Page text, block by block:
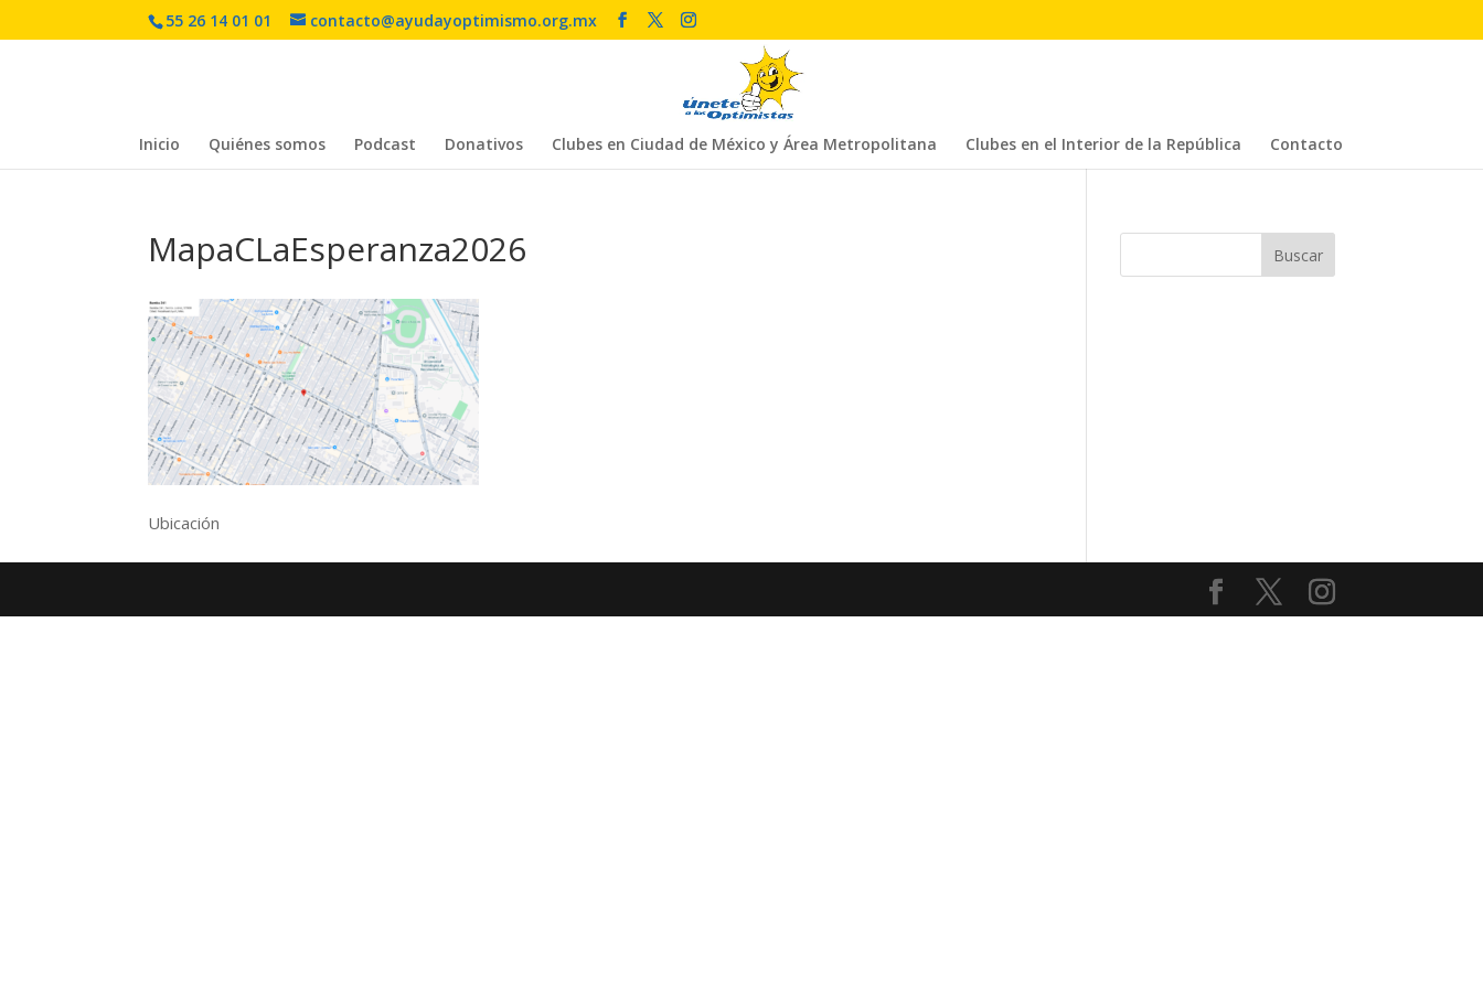
55 26 14 01 01 contacto@ayudayoptimismo.org.mx
Inicio Quiénes somos Podcast Donativos Clubes en Ciudad de México y Área Metropolitana Clubes en el Interior de la República Contacto
MapaCLaEsperanza2026
Ubicación